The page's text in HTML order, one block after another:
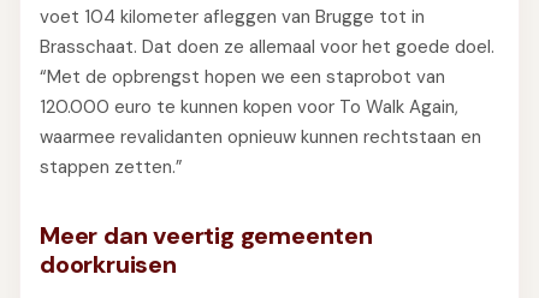
voet 104 kilometer afleggen van Brugge tot in
Brasschaat. Dat doen ze allemaal voor het goede doel.
“Met de opbrengst hopen we een staprobot van
120.000 euro te kunnen kopen voor To Walk Again,
waarmee revalidanten opnieuw kunnen rechtstaan en
stappen zetten.”
Meer dan veertig gemeenten
doorkruisen